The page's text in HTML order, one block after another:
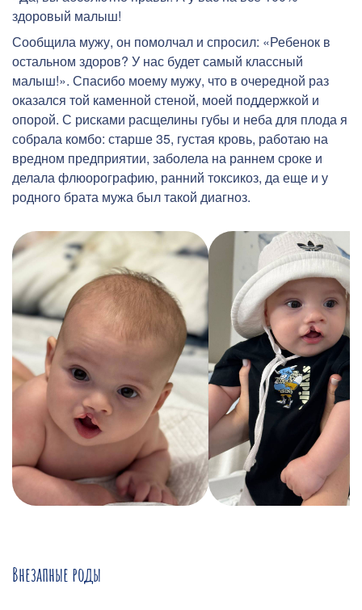
здоровый малыш!
Сообщила мужу, он помолчал и спросил: «Ребенок в
остальном здоров? У нас будет самый классный
малыш!». Спасибо моему мужу, что в очередной раз
оказался той каменной стеной, моей поддержкой и
опорой. С рисками расщелины губы и неба для плода я
собрала комбо: старше 35, густая кровь, работаю на
вредном предприятии, заболела на раннем сроке и
делала флюорографию, ранний токсикоз, да еще и у
родного брата мужа был такой диагноз.
Внезапные роды